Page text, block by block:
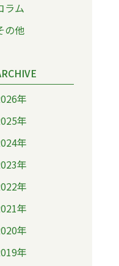
ラム
の他
年
年
年
年
年
年
年
年